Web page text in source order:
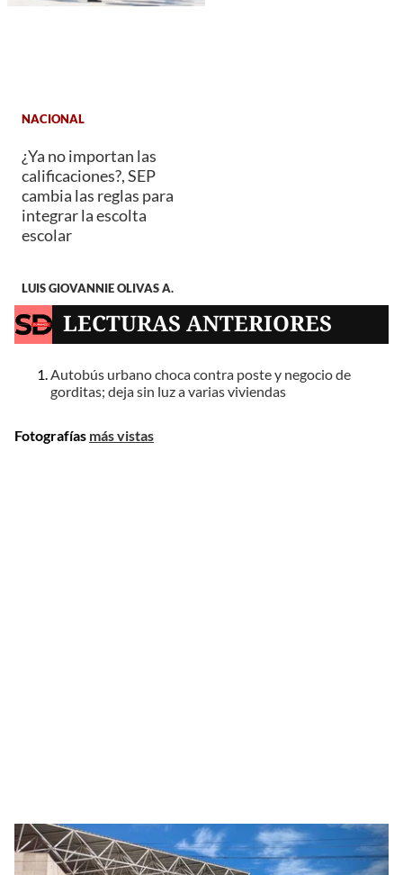
NACIONAL
¿Ya no importan las
calificaciones?, SEP
cambia las reglas para
integrar la escolta
escolar
LUIS GIOVANNIE OLIVAS A.
LECTURAS ANTERIORES
Autobús urbano choca contra poste y negocio de
gorditas; deja sin luz a varias viviendas
Fotografías más vistas